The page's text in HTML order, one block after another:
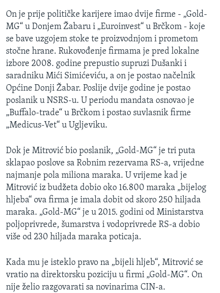
On je prije političke karijere imao dvije firme - „Gold-
MG“ u Donjem Žabaru i „Euroinvest“ u Brčkom - koje
se bave uzgojem stoke te proizvodnjom i prometom
stočne hrane. Rukovođenje firmama je pred lokalne
izbore 2008. godine prepustio supruzi Dušanki i
saradniku Mići Simićeviću, a on je postao načelnik
Općine Donji Žabar. Poslije dvije godine je postao
poslanik u NSRS-u. U periodu mandata osnovao je
„Buffalo-trade“ u Brčkom i postao suvlasnik firme
„Medicus-Vet“ u Ugljeviku.
Dok je Mitrović bio poslanik, „Gold-MG“ je tri puta
sklapao poslove sa Robnim rezervama RS-a, vrijedne
najmanje pola miliona maraka. U vrijeme kad je
Mitrović iz budžeta dobio oko 16.800 maraka „bijelog
hljeba“ ova firma je imala dobit od skoro 250 hiljada
maraka. „Gold-MG“ je u 2015. godini od Ministarstva
poljoprivrede, šumarstva i vodoprivrede RS-a dobio
više od 230 hiljada maraka poticaja.
Kada mu je isteklo pravo na „bijeli hljeb“, Mitrović se
vratio na direktorsku poziciju u firmi „Gold-MG“. On
nije želio razgovarati sa novinarima CIN-a.